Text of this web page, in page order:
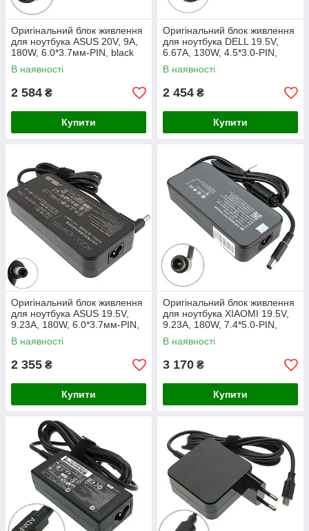
Оригінальний блок живлення
для ноутбука ASUS 20V, 9A,
180W, 6.0*3.7мм-PIN, black
В наявності
2 584 ₴
Купити
Оригінальний блок живлення
для ноутбука DELL 19.5V,
6.67A, 130W, 4.5*3.0-PIN,
Black (без кабеля)
В наявності
2 454 ₴
Купити
Оригінальний блок живлення
для ноутбука ASUS 19.5V,
9.23A, 180W, 6.0*3.7мм-PIN,
black (без кабеля!)
В наявності
2 355 ₴
Купити
Оригінальний блок живлення
для ноутбука XIAOMI 19.5V,
9.23A, 180W, 7.4*5.0-PIN,
black (без кабелю !)
(ADC180TM)
В наявності
3 170 ₴
Купити